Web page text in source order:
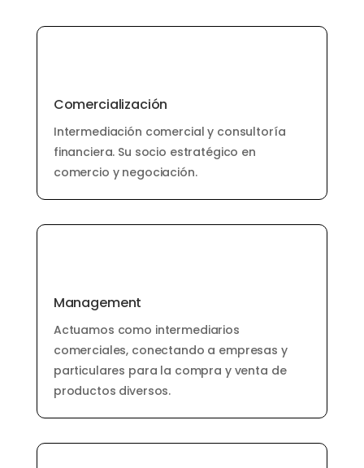
Comercialización
Intermediación comercial y consultoría
financiera. Su socio estratégico en
comercio y negociación.
Management
Actuamos como intermediarios
comerciales, conectando a empresas y
particulares para la compra y venta de
productos diversos.